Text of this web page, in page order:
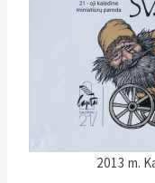
2013 m.